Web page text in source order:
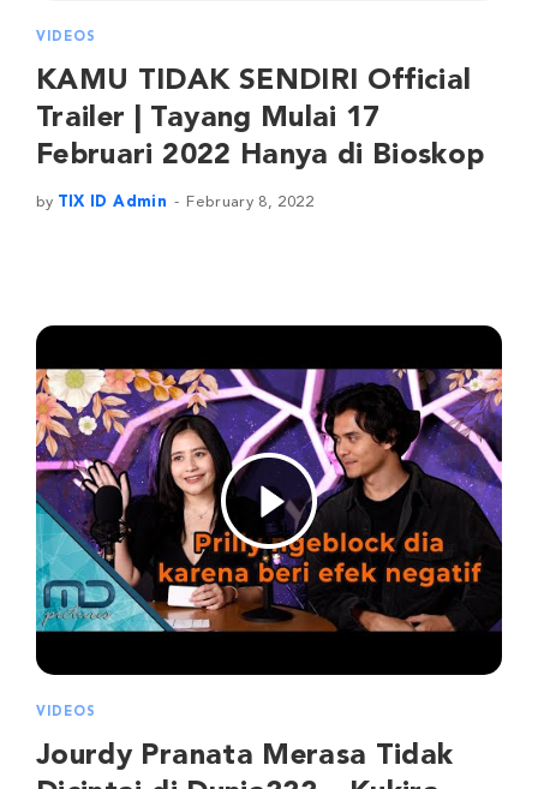
VIDEOS
KAMU TIDAK SENDIRI Official
Trailer | Tayang Mulai 17
Februari 2022 Hanya di Bioskop
by TIX ID Admin February 8, 2022
VIDEOS
Jourdy Pranata Merasa Tidak